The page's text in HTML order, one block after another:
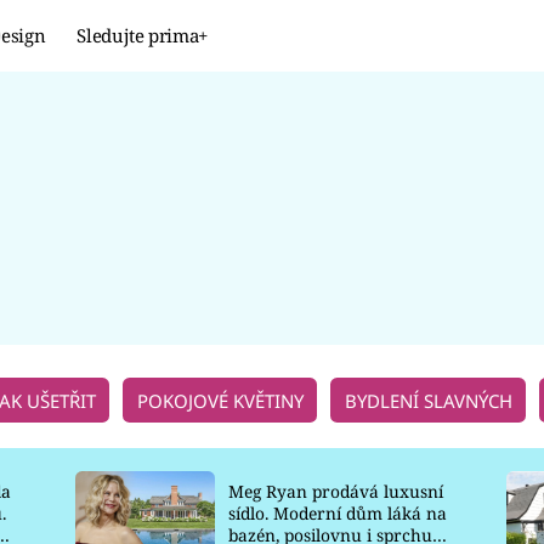
Sledujte prima+
UŠETŘIT POKOJOVÉ KVĚTINY BYDLENÍ SLAVNÝCH
Meg Ryan prodává luxusní
sídlo. Moderní dům láká na
bazén, posilovnu i sprchu